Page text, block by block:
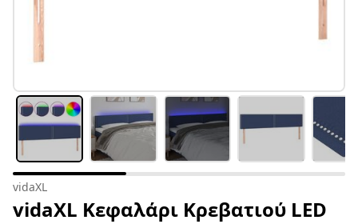
vidaXL
vidaXL Κεφαλάρι Κρεβατιού LED